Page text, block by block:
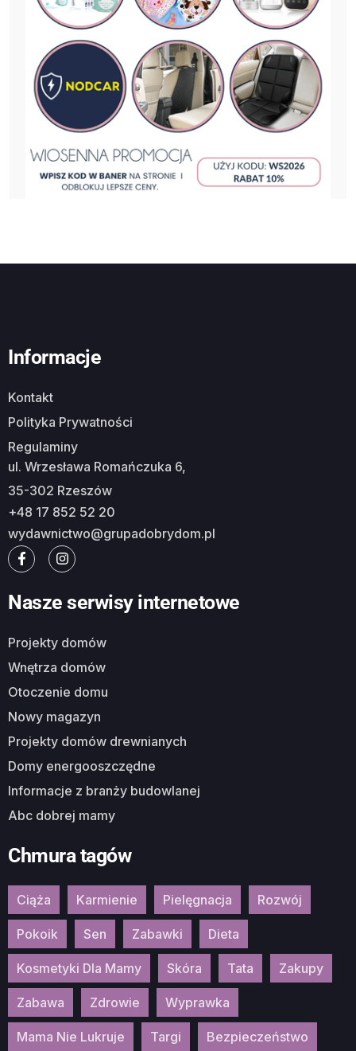
Informacje
Kontakt
Polityka Prywatności
Regulaminy
ul. Wrzesława Romańczuka 6,
35-302 Rzeszów
+48 17 852 52 20
wydawnictwo@grupadobrydom.pl
Nasze serwisy internetowe
Projekty domów
Wnętrza domów
Otoczenie domu
Nowy magazyn
Projekty domów drewnianych
Domy energooszczędne
Informacje z branży budowlanej
Abc dobrej mamy
Chmura tagów
Ciąża Karmienie Pielęgnacja Rozwój
Pokoik Sen Zabawki Dieta
Kosmetyki Dla Mamy Skóra Tata Zakupy
Zabawa Zdrowie Wyprawka
Mama Nie Lukruje Targi Bezpieczeństwo